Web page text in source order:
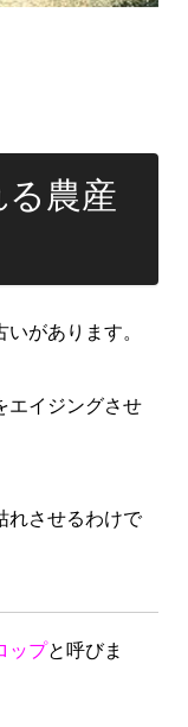
農産
があります。
エイジングさせ
れさせるわけで
ップと呼びま